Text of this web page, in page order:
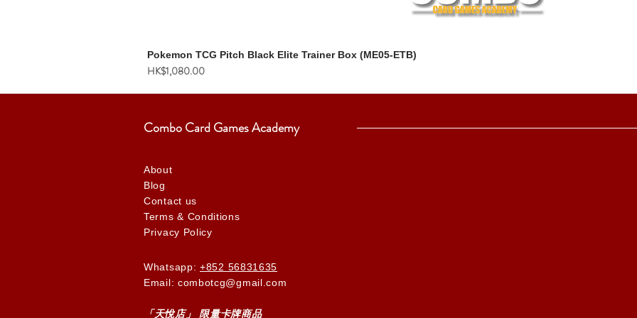
Pokemon TCG Pitch Black Elite Trainer Box (ME05-ETB)
價格
HK$1,080.00
Combo Card Games Academy
About
Blog
Contact us
Terms & Conditions
Privacy Policy
Whatsapp: +852 56831635
Email: combotcg@gmail.com
「天悅店」 限量卡牌商品